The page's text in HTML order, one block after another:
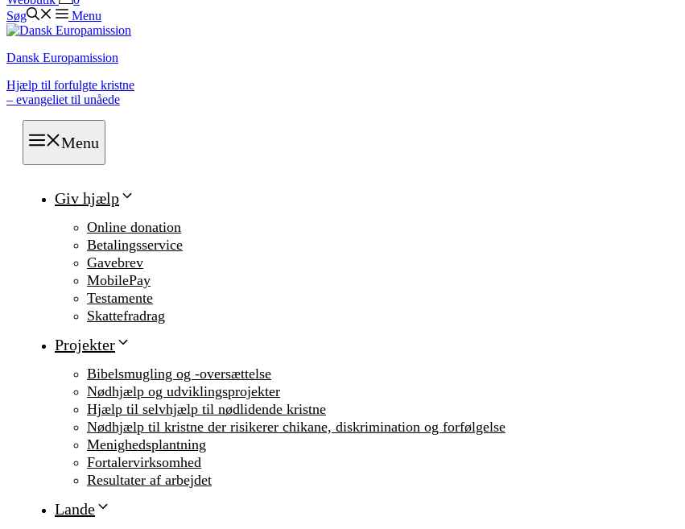
Søg
Menu
Dansk Europamission
Hjælp til forfulgte kristne
– evangeliet til unåede
Menu
Giv hjælp
Online donation
Betalingsservice
Gavebrev
MobilePay
Testamente
Skattefradrag
Projekter
Bibelsmugling og -oversættelse
Nødhjælp og udviklingsprojekter
Hjælp til selvhjælp til nødlidende kristne
Nødhjælp til kristne der risikerer chikane, diskrimination og forfølgelse
Menighedsplantning
Fortalervirksomhed
Resultater af arbejdet
Lande